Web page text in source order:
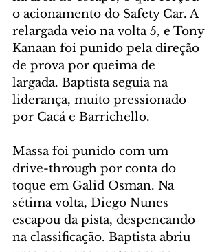
o acionamento do Safety Car. A
relargada veio na volta 5, e Tony
Kanaan foi punido pela direção
de prova por queima de
largada. Baptista seguia na
liderança, muito pressionado
por Cacá e Barrichello.
Massa foi punido com um
drive-through por conta do
toque em Galid Osman. Na
sétima volta, Diego Nunes
escapou da pista, despencando
na classificação. Baptista abriu